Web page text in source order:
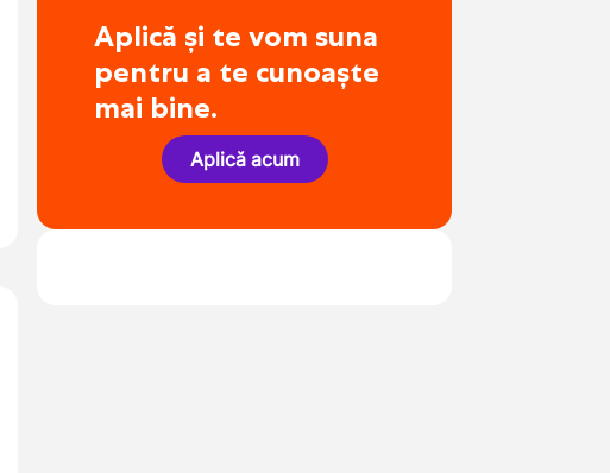
Aplică și te vom suna
pentru a te cunoaște
mai bine.
Aplică acum